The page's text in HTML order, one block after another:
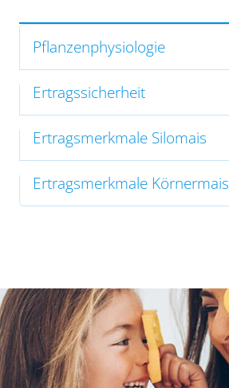
Pflanzenphysiologie
Ertragssicherheit
Ertragsmerkmale Silomais
Ertragsmerkmale Körnermais